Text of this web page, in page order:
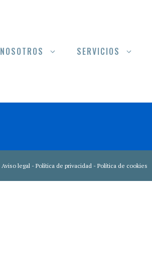
NOSOTROS SERVICIOS
Aviso legal - Política de privacidad - Política de cookies